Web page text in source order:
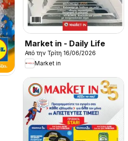
Market in - Daily Life
Από την Τρίτη 16/06/2026
Market in